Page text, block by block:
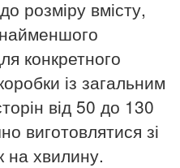
розміру вмісту,
конкретного
із загальним
від 50 до 130
виготовлятися зі
на хвилину.